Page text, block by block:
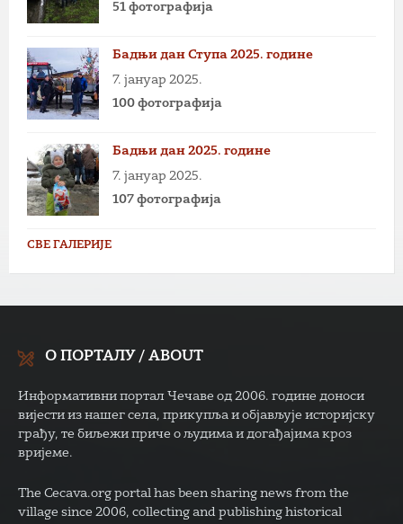
51 фотографија
Бадњи дан Ступа 2025. године
7. јануар 2025.
100 фотографија
Бадњи дан 2025. године
7. јануар 2025.
107 фотографија
СВЕ ГАЛЕРИЈЕ
О ПОРТАЛУ / ABOUT
Информативни портал Чечаве од 2006. године доноси
вијести из нашег села, прикупља и објављује историјску
грађу, те биљежи приче о људима и догађајима кроз
вријеме.
The Cecava.org portal has been sharing news from the
village since 2006, collecting and publishing historical